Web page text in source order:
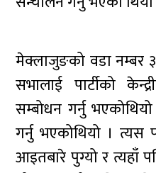
मेक्लाजुङको वडा नम्बर
सभालाई पार्टीको
सम्बोधन गर्नु
गर्नु भएकोथियो । त्यस
आइतबारे पुग्यो र त्यहाँ